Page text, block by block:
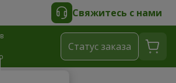
Свяжитесь с нами
Cтатус заказа